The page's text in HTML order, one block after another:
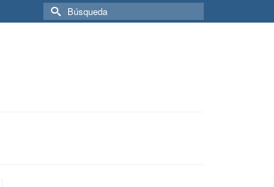
Buscar
por: